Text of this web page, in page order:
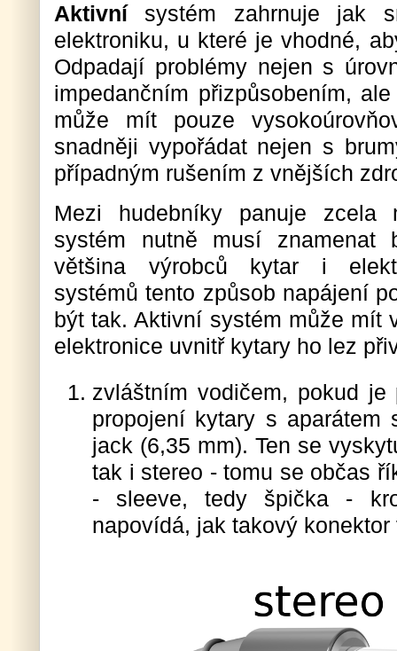
Aktivnísystém zahrnuje jak
elektroniku, u které je vhodné,
Odpadají problémy nejen s
impedančním přizpůsobením,
může mít pouze
snadněji vypořádat nejen s
případným rušením z vnějších
Mezi hudebníky panuje zcela
systém nutně musí
většina výrobců kytar i
systémů tento způsob napájení
být tak. Aktivní systém může mít
elektronice uvnitř kytary ho lez
zvláštním vodičem, pokud
propojení kytary s aparátem
jack (6,35 mm). Ten se
tak i stereo - tomu se občas
- sleeve, tedy špička -
napovídá, jak takový